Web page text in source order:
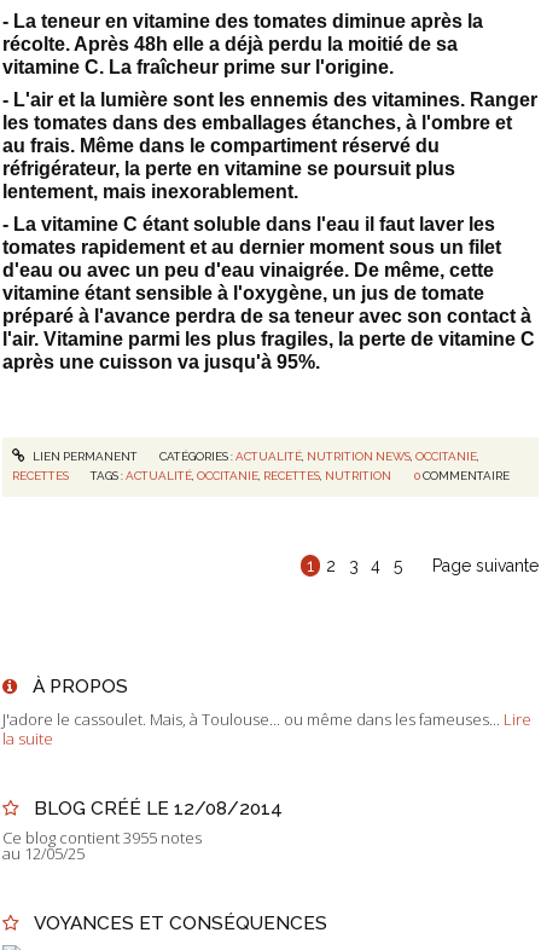
- La teneur en vitamine des tomates diminue après la
récolte. Après 48h elle a déjà perdu la moitié de sa
vitamine C. La fraîcheur prime sur l'origine.
- L'air et la lumière sont les ennemis des vitamines. Ranger
les tomates dans des emballages étanches, à l'ombre et
au frais. Même dans le compartiment réservé du
réfrigérateur, la perte en vitamine se poursuit plus
lentement, mais inexorablement.
- La vitamine C étant soluble dans l'eau il faut laver les
tomates rapidement et au dernier moment sous un filet
d'eau ou avec un peu d'eau vinaigrée. De même, cette
vitamine étant sensible à l'oxygène, un jus de tomate
préparé à l'avance perdra de sa teneur avec son contact à
l'air. Vitamine parmi les plus fragiles, la perte de vitamine C
après une cuisson va jusqu'à 95%.
LIEN PERMANENT CATÉGORIES :ACTUALITÉ, NUTRITION NEWS, OCCITANIE,
RECETTES
TAGS :ACTUALITÉ,OCCITANIE, RECETTES, NUTRITION 0 COMMENTAIRE
1 2 3 4 5 Page suivante
À PROPOS
J'adore le cassoulet. Mais, à Toulouse... ou même dans les fameuses...
Lire
la suite
BLOG CRÉÉ LE 12/08/2014
Ce blog contient 3955 notes
au 12/05/25
VOYANCES ET CONSÉQUENCES